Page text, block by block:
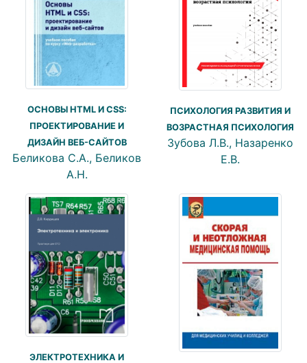
ОСНОВЫ HTML И CSS:
ПРОЕКТИРОВАНИЕ И
ДИЗАЙН ВЕБ-САЙТОВ
Беликова С.А., Беликов
А.Н.
ПСИХОЛОГИЯ РАЗВИТИЯ И
ВОЗРАСТНАЯ ПСИХОЛОГИЯ
Зубова Л.В., Назаренко
Е.В.
ЭЛЕКТРОТЕХНИКА И